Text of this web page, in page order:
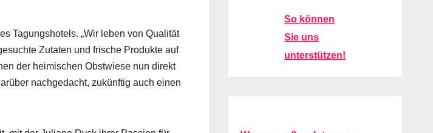
Tagungshotels. „Wir leben von Qualität
Zutaten und frische Produkte auf
der heimischen Obstwiese nun direkt
nachgedacht, zukünftig auch einen
So können
Sie uns
unterstützen!